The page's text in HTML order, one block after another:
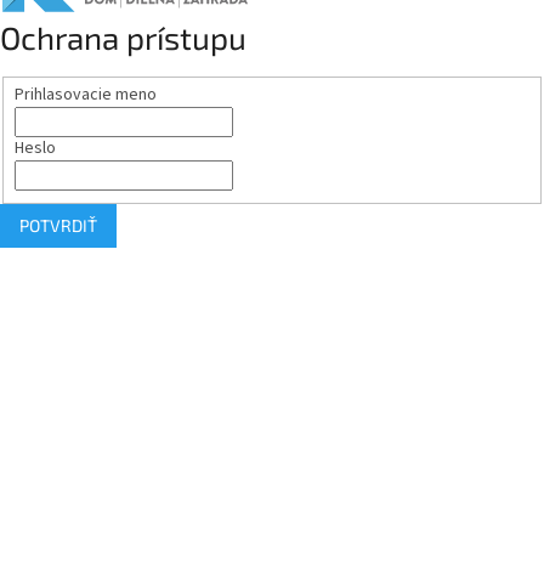
Ochrana prístupu
Prihlasovacie meno
Heslo
POTVRDIŤ